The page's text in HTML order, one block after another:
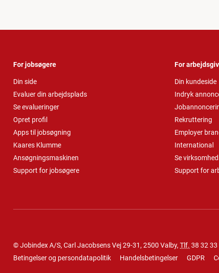
For jobsøgere
Din side
Evaluer din arbejdsplads
Se evalueringer
Opret profil
Apps til jobsøgning
Kaares Klumme
Ansøgningsmaskinen
Support for jobsøgere
For
Din kundeside
Indryk
Rekruttering
Employer
International
Se
Support for
© Jobindex A/S, Carl Jacobsens Vej 29-31, 2500 Valby, Tlf. 38 32 33
Betingelser og persondatapolitik
Handelsbetingelser GDPR